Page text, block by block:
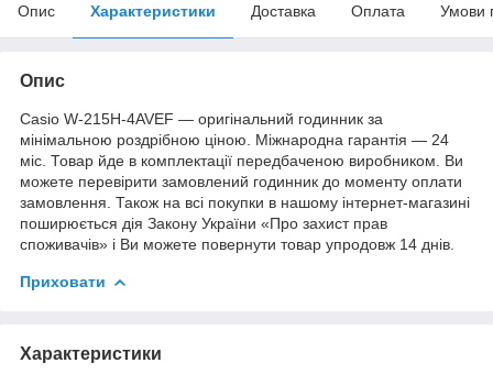
Опис Характеристики Доставка Оплата Умови
Опис
Casio W-215H-4AVEF — оригінальний годинник за
мінімальною роздрібною ціною. Міжнародна гарантія — 24
міс. Товар йде в комплектації передбаченою виробником. Ви
можете перевірити замовлений годинник до моменту оплати
замовлення. Також на всі покупки в нашому інтернет-магазині
поширюється дія Закону України «Про захист прав
споживачів» і Ви можете повернути товар упродовж 14 днів.
Приховати
Характеристики